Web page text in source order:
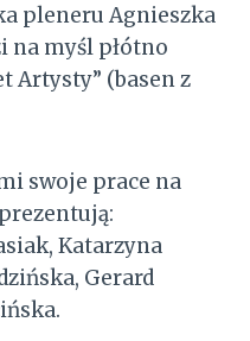
pleneru Agnieszka
na myśl płótno
Artysty” (basen z
swoje prace na
Katarzyna
Gerard